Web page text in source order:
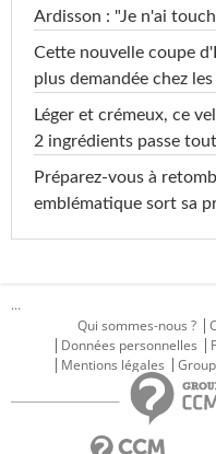
Ardisson : "Je n'ai
Cette nouvelle coupe
plus demandée chez
Léger et crémeux, ce
2 ingrédients passe
Préparez-vous à
emblématique sort sa
...
Qui sommes-nous ?
Données personnelles
Mentions légales